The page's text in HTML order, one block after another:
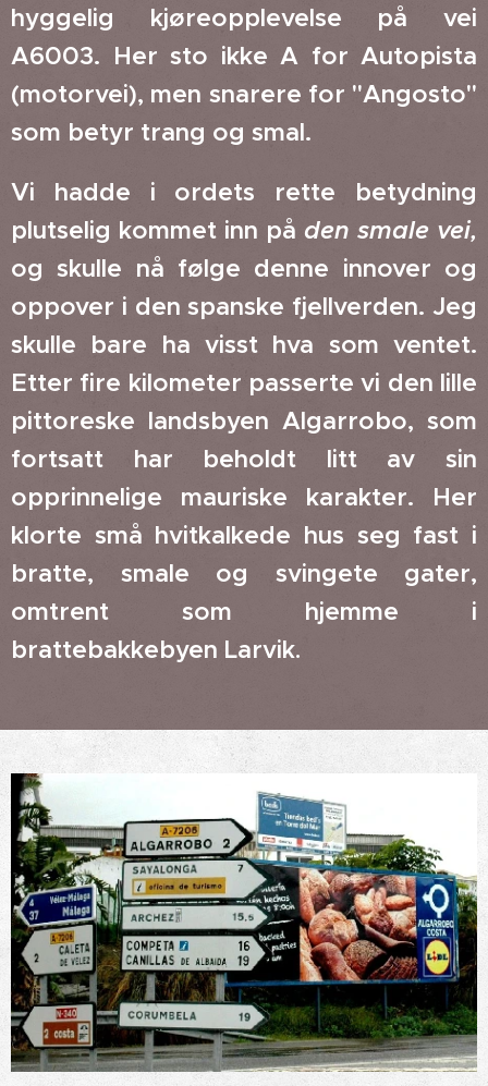
hyggelig kjøreopplevelse på vei
A6003. Her sto ikke A for Autopista
(motorvei), men snarere for "Angosto"
som betyr trang og smal.
Vi hadde i ordets rette betydning
plutselig kommet inn på den smale vei,
og skulle nå følge denne innover og
oppover i den spanske fjellverden. Jeg
skulle bare ha visst hva som ventet.
Etter fire kilometer passerte vi den lille
pittoreske landsbyen Algarrobo, som
fortsatt har beholdt litt av sin
opprinnelige mauriske karakter. Her
klorte små hvitkalkede hus seg fast i
bratte, smale og svingete gater,
omtrent som hjemme i
brattebakkebyen Larvik.